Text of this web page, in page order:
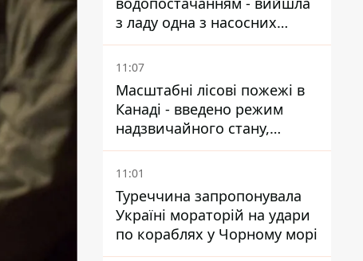
з ладу одна з насосних
станцій
11:07
Масштабні лісові пожежі в
Канаді - введено режим
надзвичайного стану,
виїхали понад 20 тисяч
людей
11:01
Туреччина запропонувала
Україні мораторій на удари
по кораблях у Чорному морі